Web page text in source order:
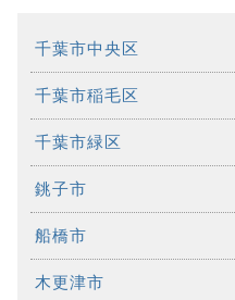
千葉市中央区
千葉市稲毛区
千葉市緑区
銚子市
船橋市
木更津市